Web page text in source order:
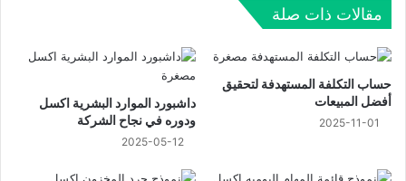
مقالات ذات صلة
حساب التكلفة المستهدفة لتحقيق
أفضل المبيعات
2025-11-01
داشبورد الموارد البشرية اكسل
ودوره في نجاح الشركة
2025-05-12